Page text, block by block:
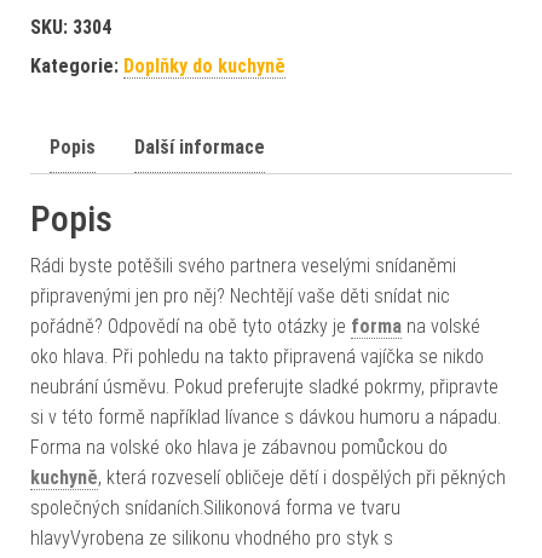
SKU: 3304
Kategorie: Doplňky do kuchyně
Popis Další informace
Popis
Rádi byste potěšili svého partnera veselými snídaněmi
připravenými jen pro něj? Nechtějí vaše děti snídat nic
pořádně? Odpovědí na obě tyto otázky je forma na volské
oko hlava. Při pohledu na takto připravená vajíčka se nikdo
neubrání úsměvu. Pokud preferujte sladké pokrmy, připravte
si v této formě například lívance s dávkou humoru a nápadu.
Forma na volské oko hlava je zábavnou pomůckou do
kuchyně, která rozveselí obličeje dětí i dospělých při pěkných
společných snídaních.Silikonová forma ve tvaru
hlavyVyrobena ze silikonu vhodného pro styk s